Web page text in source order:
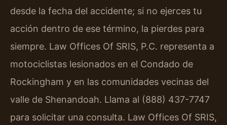
desde la fecha del accidente; si no ejerces tu
acción dentro de ese término, la pierdes para
siempre. Law Offices Of SRIS, P.C. representa a
motociclistas lesionados en el Condado de
Rockingham y en las comunidades vecinas del
valle de Shenandoah. Llama al (888) 437-7747
para solicitar una consulta. Law Offices Of SRIS,